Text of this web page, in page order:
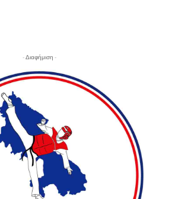
- Διαφήμιση -